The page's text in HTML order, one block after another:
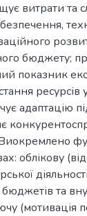
витрати та
бюджету;
показник
адаптацію
облікову
та
(мотивація